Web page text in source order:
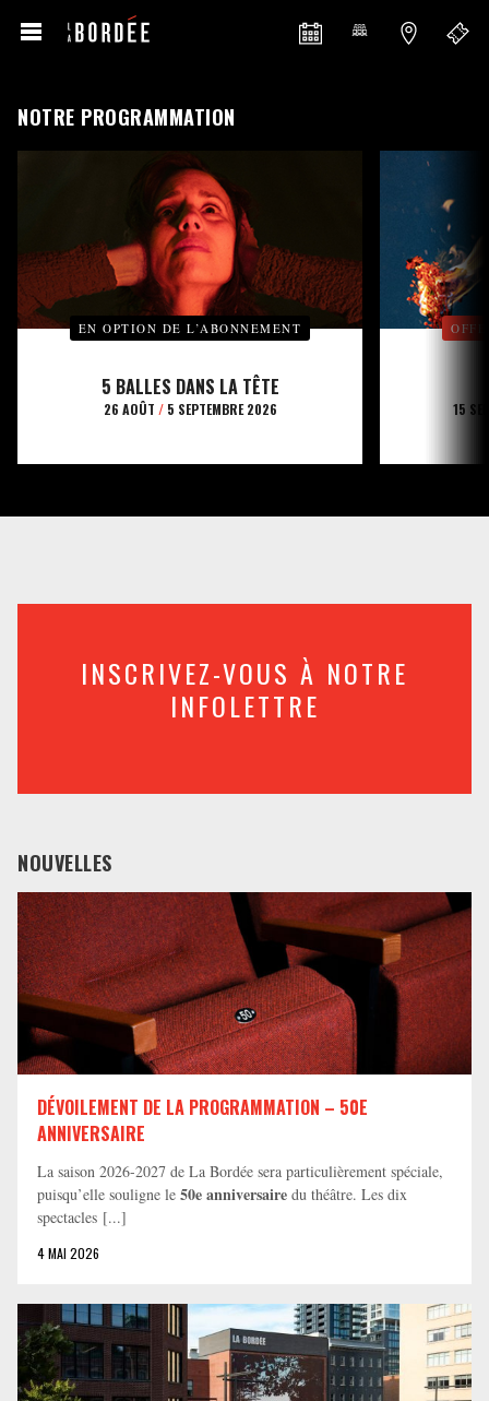
NOTRE PROGRAMMATION
EN OPTION DE L’ABONNEMENT
5 BALLES DANS LA TÊTE
26 AOÛT /5 SEPTEMBRE 2026 15
INSCRIVEZ-VOUS À NOTRE
INFOLETTRE
NOUVELLES
DÉVOILEMENT DE LA PROGRAMMATION – 50E
ANNIVERSAIRE
La saison 2026-2027 de La Bordée sera particulièrement spéciale,
puisqu’elle souligne le 50e anniversaire du théâtre. Les dix
spectacles [...]
4 MAI 2026